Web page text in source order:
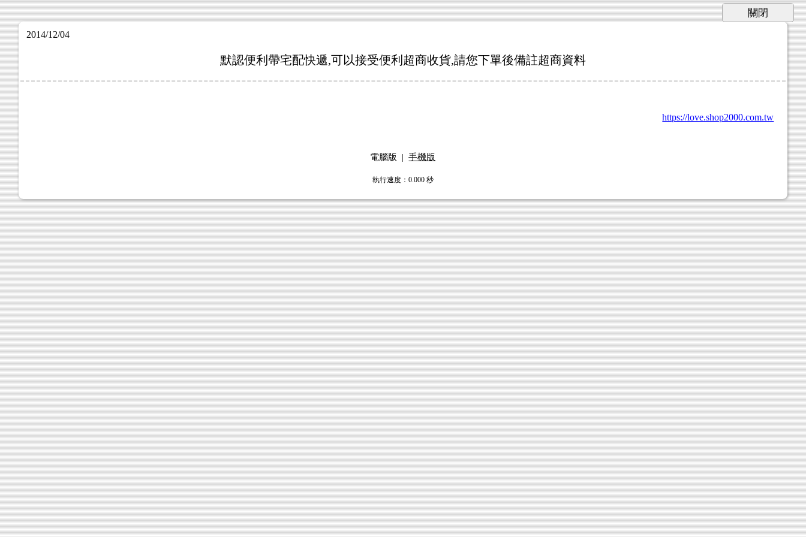
2014/12/04
默認便利帶宅配快遞,可以接受便利超商收貨,請您下單後備註超商資料
https://love.shop2000.com.tw
電腦版 |手機版
執行速度：0.000 秒